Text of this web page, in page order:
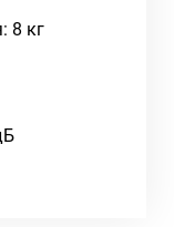
8 кг